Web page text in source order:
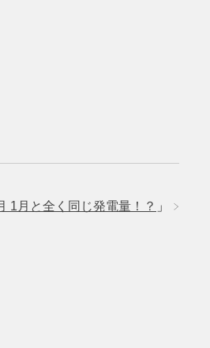
1月と全く同じ発電量！？ 」